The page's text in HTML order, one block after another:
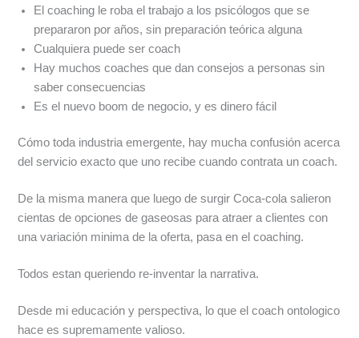
El coaching le roba el trabajo a los psicólogos que se
prepararon por años, sin preparación teórica alguna
Cualquiera puede ser coach
Hay muchos coaches que dan consejos a personas sin
saber consecuencias
Es el nuevo boom de negocio, y es dinero fácil
Cómo toda industria emergente, hay mucha confusión acerca
del servicio exacto que uno recibe cuando contrata un coach.
De la misma manera que luego de surgir Coca-cola salieron
cientas de opciones de gaseosas para atraer a clientes con
una variación minima de la oferta, pasa en el coaching.
Todos estan queriendo re-inventar la narrativa.
Desde mi educación y perspectiva, lo que el coach ontologico
hace es supremamente valioso.